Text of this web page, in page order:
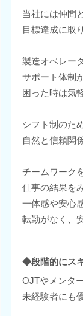
当社には仲間
目標達成に取
製造オペレー
サポート体制
困った時は気
シフト制のた
自然と信頼関
チームワーク
仕事の結果を
一体感や安心
転勤がなく、
◆段階的にス
OJTやメンタ
未経験者にも